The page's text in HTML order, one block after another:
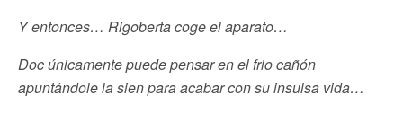
Y entonces… Rigoberta coge el aparato…
Doc únicamente puede pensar en el frio cañón
apuntándole la sien para acabar con su insulsa vida…